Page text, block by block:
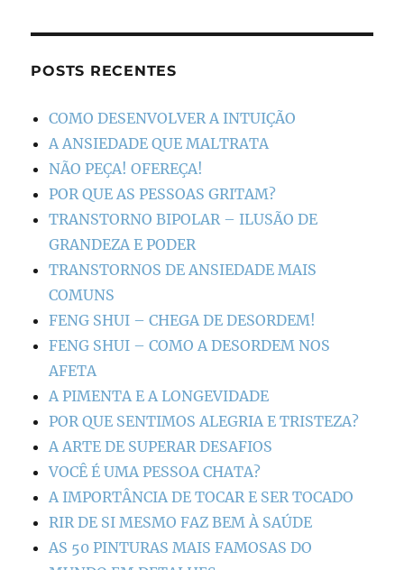
POSTS RECENTES
COMO DESENVOLVER A INTUIÇÃO
A ANSIEDADE QUE MALTRATA
NÃO PEÇA! OFEREÇA!
POR QUE AS PESSOAS GRITAM?
TRANSTORNO BIPOLAR – ILUSÃO DE
GRANDEZA E PODER
TRANSTORNOS DE ANSIEDADE MAIS
COMUNS
FENG SHUI – CHEGA DE DESORDEM!
FENG SHUI – COMO A DESORDEM NOS
AFETA
A PIMENTA E A LONGEVIDADE
POR QUE SENTIMOS ALEGRIA E TRISTEZA?
A ARTE DE SUPERAR DESAFIOS
VOCÊ É UMA PESSOA CHATA?
A IMPORTÂNCIA DE TOCAR E SER TOCADO
RIR DE SI MESMO FAZ BEM À SAÚDE
AS 50 PINTURAS MAIS FAMOSAS DO